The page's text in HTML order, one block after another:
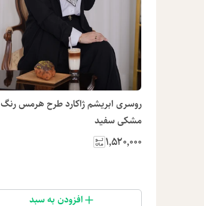
روسری ابریشم ژاکارد طرح هرمس رنگ
مشکی سفید
۱٬۵۲۰٬۰۰۰
افزودن به سبد